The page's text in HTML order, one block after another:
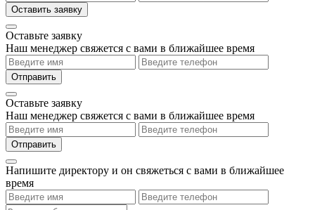
Оставить заявку
Оставьте заявку
Наш менеджер свяжется с вами в ближайшее время
Отправить
Оставьте заявку
Наш менеджер свяжется с вами в ближайшее время
Отправить
Напишите директору и он свяжеться с вами в ближайшее
время